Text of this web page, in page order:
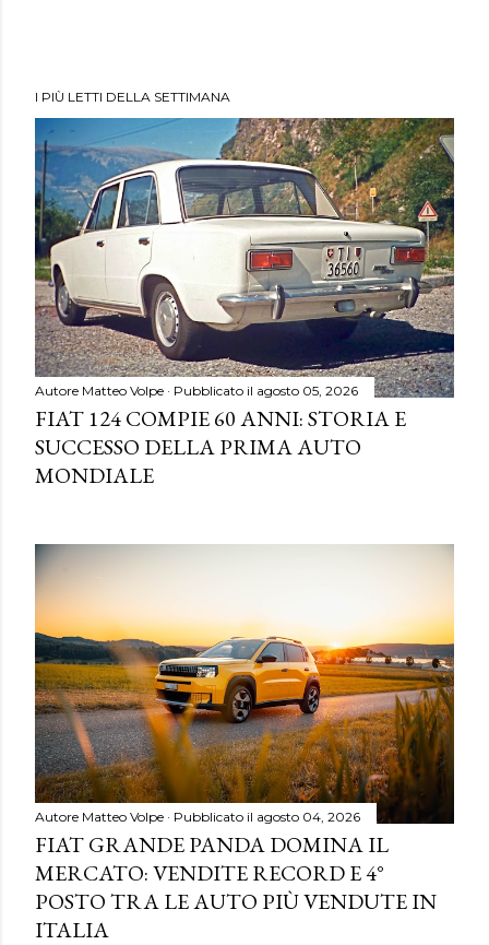
I PIÙ LETTI DELLA SETTIMANA
Autore Matteo Volpe Pubblicato il agosto 05, 2026
FIAT 124 COMPIE 60 ANNI: STORIA E
SUCCESSO DELLA PRIMA AUTO
MONDIALE
Autore Matteo Volpe Pubblicato il agosto 04, 2026
FIAT GRANDE PANDA DOMINA IL
MERCATO: VENDITE RECORD E 4°
POSTO TRA LE AUTO PIÙ VENDUTE IN
ITALIA